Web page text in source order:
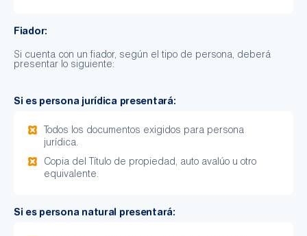
Fiador:
Si cuenta con un fiador, según el tipo de persona, deberá
presentar lo siguiente:
Si es persona jurídica presentará:
Todos los documentos exigidos para persona
jurídica.
Copia del Título de propiedad, auto avalúo u otro
equivalente.
Si es persona natural presentará: